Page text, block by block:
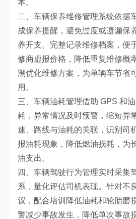
本。
二、车辆保养维修管理系统依据
成保养提醒，避免过度或遗漏保
养开支。完整记录维修档案，便
修商虚报价格，降低重复维修概
溯优化维修方案，为单辆车节省
用。
三、车辆油耗管理借助 GPS 和
耗，异常情况及时预警，缩短异
速、路线与油耗的关联，识别司
报油耗现象，降低燃油损耗，为
油支出。
四、车辆驾驶行为管理实时采集
系，量化评估司机表现。针对不
议，配合培训降低油耗和轮胎磨
警减少事故发生，降低单次事故